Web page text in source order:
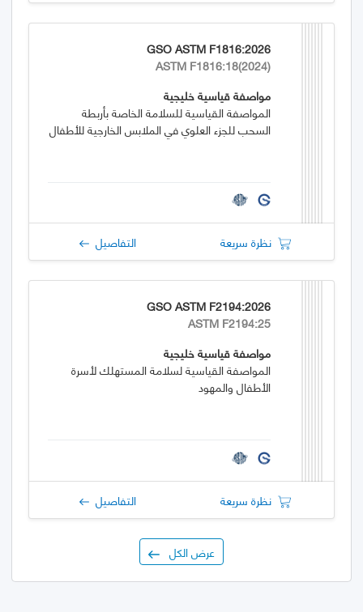
GSO ASTM F1816:2026
ASTM F1816:18(2024)
مواصفة قياسية خليجية
المواصفة القياسية للسلامة الخاصة بأربطة
السحب للجزء العلوي في الملابس الخارجية للأطفال
نظرة سريعة التفاصيل
GSO ASTM F2194:2026
ASTM F2194:25
مواصفة قياسية خليجية
المواصفة القياسية لسلامة المستهلك لأسرة
الأطفال والمهود
نظرة سريعة التفاصيل
عرض الكل